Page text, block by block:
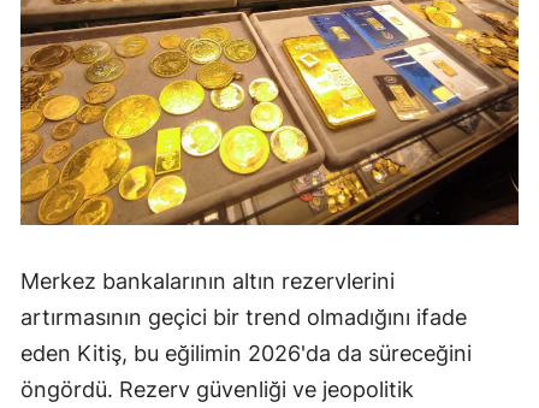
Merkez bankalarının altın rezervlerini
artırmasının geçici bir trend olmadığını ifade
eden Kitiş, bu eğilimin 2026'da da süreceğini
öngördü. Rezerv güvenliği ve jeopolitik